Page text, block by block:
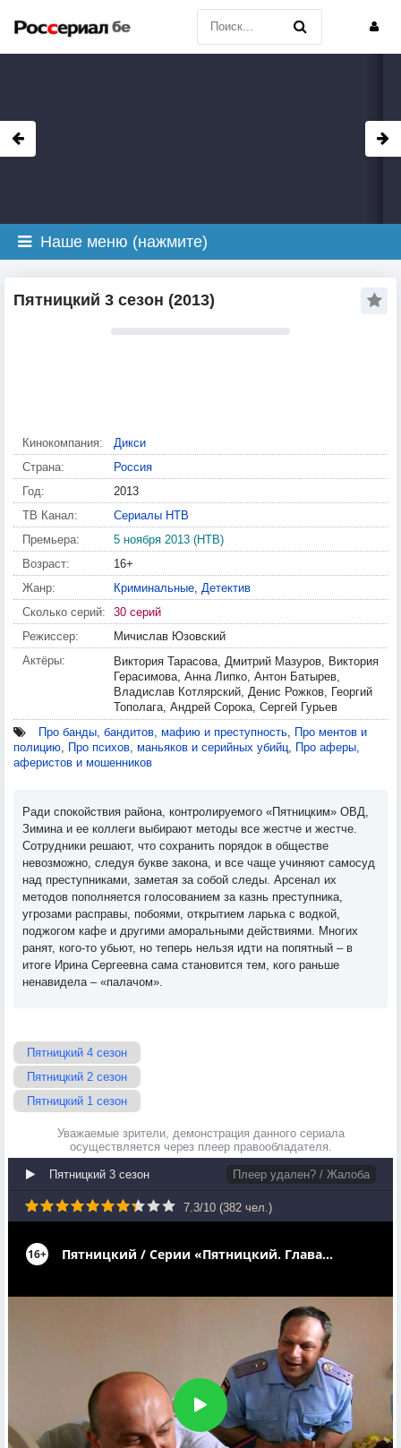
Наше меню (нажмите)
Пятницкий 3 сезон (2013)
Кинокомпания:
Дикси
Страна:
Россия
Год:
2013
ТВ Канал:
Сериалы НТВ
Премьера:
5 ноября 2013 (НТВ)
Возраст:
16+
Жанр:
Криминальные, Детектив
Сколько серий:
30 серий
Режиссер:
Мичислав Юзовский
Актёры:
Виктория Тарасова, Дмитрий Мазуров, Виктория
Герасимова, Анна Липко, Антон Батырев,
Владислав Котлярский, Денис Рожков, Георгий
Тополага, Андрей Сорока, Сергей Гурьев
Про банды, бандитов, мафию и преступность, Про ментов и
полицию, Про психов, маньяков и серийных убийц, Про аферы,
аферистов и мошенников
Ради спокойствия района, контролируемого «Пятницким» ОВД,
Зимина и ее коллеги выбирают методы все жестче и жестче.
Сотрудники решают, что сохранить порядок в обществе
невозможно, следуя букве закона, и все чаще учиняют самосуд
над преступниками, заметая за собой следы. Арсенал их
методов пополняется голосованием за казнь преступника,
угрозами расправы, побоями, открытием ларька с водкой,
поджогом кафе и другими аморальными действиями. Многих
ранят, кого-то убьют, но теперь нельзя идти на попятный – в
итоге Ирина Сергеевна сама становится тем, кого раньше
ненавидела – «палачом».
Пятницкий 4 сезон
Пятницкий 2 сезон
Пятницкий 1 сезон
Уважаемые зрители, демонстрация данного сериала
осуществляется через плеер правообладателя.
Пятницкий 3 сезон Плеер удален? / Жалоба
7.3/10 (382 чел.)